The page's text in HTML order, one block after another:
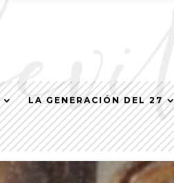
LA GENERACIÓN DEL 27